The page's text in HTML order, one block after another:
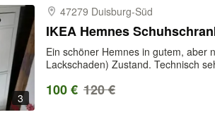
3
47279 Duisburg-​Süd
IKEA Hemnes
Ein schöner Hemnes in gutem, aber
Lackschaden) Zustand. Technisch
100 € 120 €